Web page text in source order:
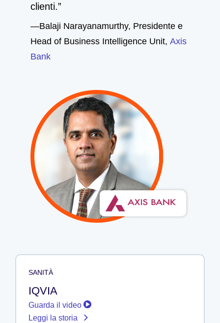
clienti.
—Balaji Narayanamurthy, Presidente e
Head of Business Intelligence Unit, Axis
Bank
SANITÀ
IQVIA
Guarda il video
Leggi la storia